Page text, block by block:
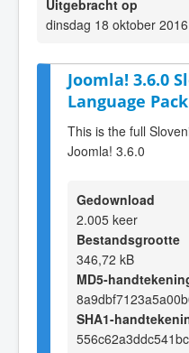
Uitgebracht op
dinsdag 18 oktober
Joomla! 3.6.0
Language
This is the full
Joomla! 3.6.0
Gedownload
2.005 keer
Bestandsgrootte
346,72 kB
MD5-
SHA1-